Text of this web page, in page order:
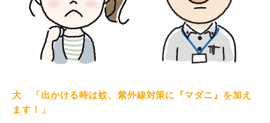
大 「出かける時は蚊、紫外線対策に『マダニ』を加え
ます！」